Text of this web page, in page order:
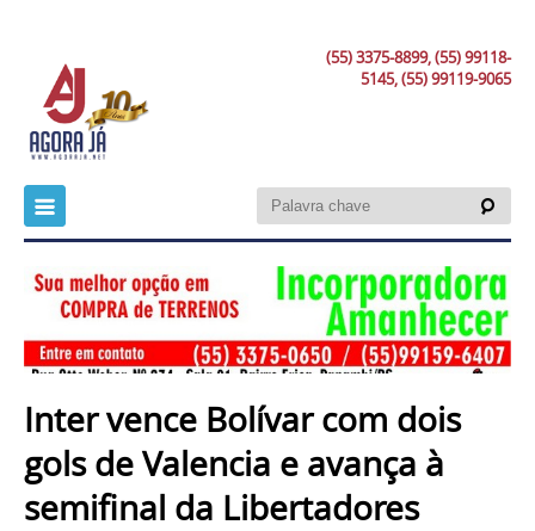
(55) 3375-8899, (55) 99118-
5145, (55) 99119-9065
Inter vence Bolívar com dois
gols de Valencia e avança à
semifinal da Libertadores